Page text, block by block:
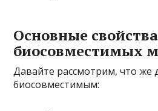
Основные свойства
биосовместимых
Давайте рассмотрим, что же
биосовместимым: